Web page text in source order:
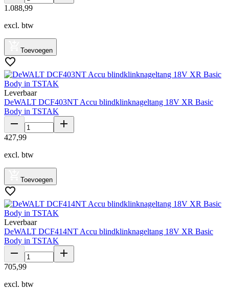
1 .088,99
excl. btw
Toevoegen
Leverbaar
DeWALT DCF403NT Accu blindklinknageltang 18V XR Basic
Body in TSTAK
427,99
excl. btw
Toevoegen
Leverbaar
DeWALT DCF414NT Accu blindklinknageltang 18V XR Basic
Body in TSTAK
705,99
excl. btw